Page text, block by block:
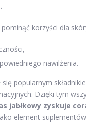
korzyści dla
nawilżenia.
popularnym
Dzięki tym
jabłkowy zyskuje
element